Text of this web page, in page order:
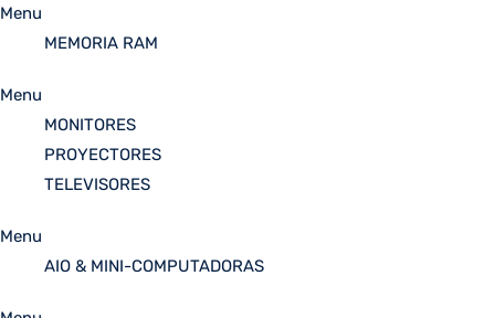
Menu
MEMORIA RAM
Menu
MONITORES
PROYECTORES
TELEVISORES
Menu
AIO & MINI-COMPUTADORAS